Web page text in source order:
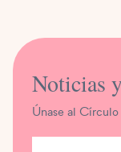
Noticias
Únase al